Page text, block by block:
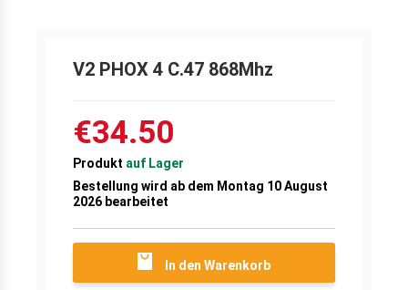
V2 PHOX 4 C.47 868Mhz
€34.50
Produkt auf Lager
Bestellung wird ab dem Montag 10 August
2026 bearbeitet
In den Warenkorb